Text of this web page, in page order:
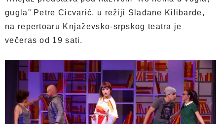
gugla” Petre Cicvarić, u režiji Slađane Kilibarde,
na repertoaru Knjaževsko-srpskog teatra je
večeras od 19 sati.